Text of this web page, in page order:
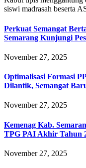
siswi madrasah beserta
Perkuat Semangat
Semarang Kunjungi
November 27, 2025
Optimalisasi Formasi
Dilantik, Semangat
November 27, 2025
Kemenag Kab.
TPG PAI Akhir Tahun
November 27, 2025